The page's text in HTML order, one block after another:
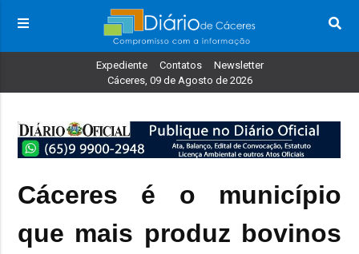
Expediente Contatos
Newsletter
Cáceres, 09 de Agosto de 2026
Cáceres é o município
que mais produz bovinos